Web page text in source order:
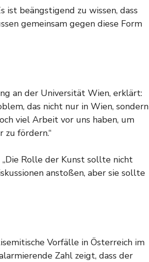
ist beängstigend zu wissen, dass
gemeinsam gegen diese Form
an der Universität Wien, erklärt:
das nicht nur in Wien, sondern
viel Arbeit vor uns haben, um
fördern.“
Rolle der Kunst sollte nicht
anstoßen, aber sie sollte
Vorfälle in Österreich im
Zahl zeigt, dass der